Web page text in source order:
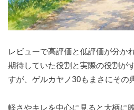
レビューで高評価と低評価が分か
期待していた役割と実際の役割が
すが、ゲルカヤノ30もまさにその
軽さやキレを中心に見ると大柄に